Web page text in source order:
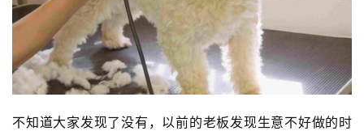
不知道大家发现了没有，以前的老板发现生意不好做的时